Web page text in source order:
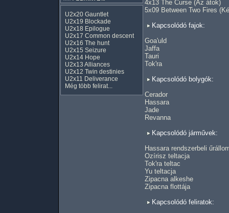
U2x20 Gauntlet
U2x19 Blockade
U2x18 Epilogue
U2x17 Common descent
U2x16 The hunt
U2x15 Seizure
U2x14 Hope
U2x13 Alliances
U2x12 Twin destinies
U2x11 Deliverance
Még több felirat...
4x13 The Curse (Az átok)
5x09 Between Two Fires
Kapcsolódó fajok:
Goa'uld
Jaffa
Tauri
Tok'ra
Kapcsolódó bolygók:
Cerador
Hassara
Jade
Revanna
Kapcsolódó járművek:
Hassara rendszerbeli
Ozírisz teltacja
Tok'ra teltac
Yu teltacja
Zipacna alkeshe
Zipacna flottája
Kapcsolódó feliratok: